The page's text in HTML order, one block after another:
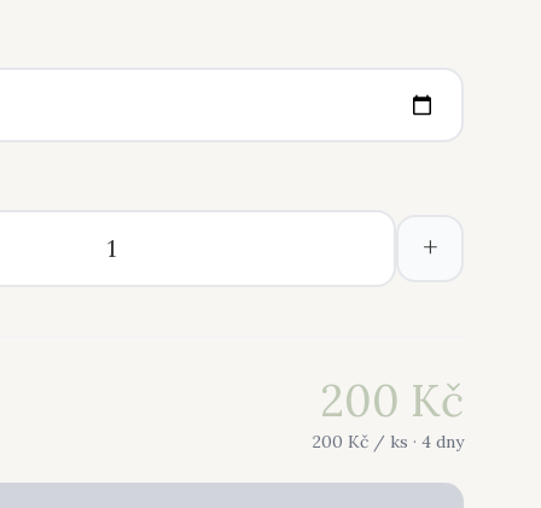
+
200 Kč
200 Kč / ks · 4 dny